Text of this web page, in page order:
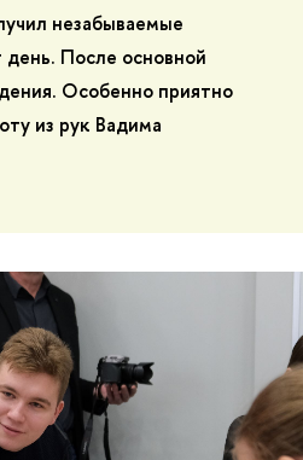
незабываемые
После основной
Особенно приятно
из рук Вадима